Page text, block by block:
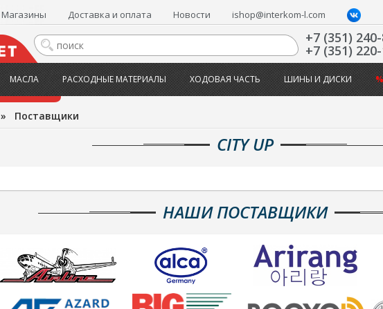
Магазины Доставка и оплата Новости ishop@interkom-l.com
+7 (351)
+7 (351)
МАСЛА РАСХОДНЫЕ МАТЕРИАЛЫ ХОДОВАЯ ЧАСТЬ ШИНЫ И ДИСКИ
» Поставщики
CITY UP
НАШИ ПОСТАВЩИКИ